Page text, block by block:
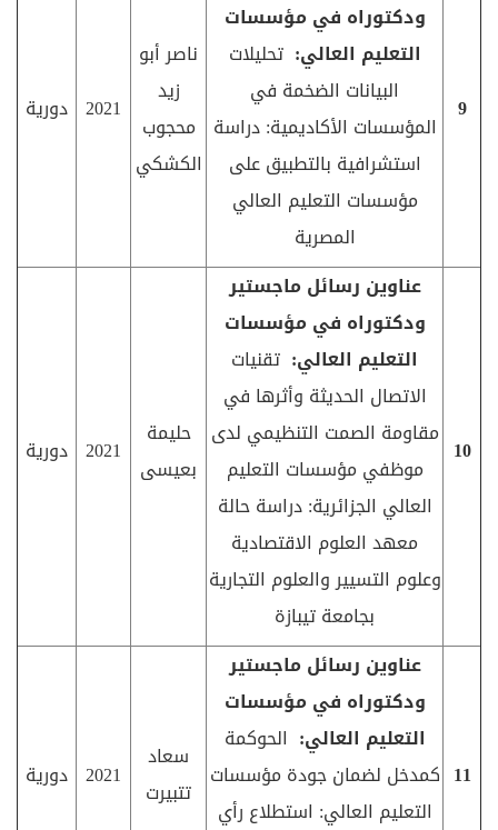
9
ودكتوراه في مؤسسات
التعليم العالي: تحليلات
البيانات الضخمة في
المؤسسات الأكاديمية: دراسة
استشرافية بالتطبيق على
مؤسسات التعليم العالي
المصرية
ناصر أبو
زيد
محجوب
الكشكي
2021 دورية
10
عناوين رسائل ماجستير
ودكتوراه في مؤسسات
التعليم العالي: تقنيات
الاتصال الحديثة وأثرها في
مقاومة الصمت التنظيمي لدى
موظفي مؤسسات التعليم
العالي الجزائرية: دراسة حالة
معهد العلوم الاقتصادية
وعلوم التسيير والعلوم التجارية
بجامعة تيبازة
حليمة
بعيسى
2021 دورية
11
عناوين رسائل ماجستير
ودكتوراه في مؤسسات
التعليم العالي: الحوكمة
كمدخل لضمان جودة مؤسسات
التعليم العالي: استطلاع رأي
سعاد
تتبيرت
2021 دورية